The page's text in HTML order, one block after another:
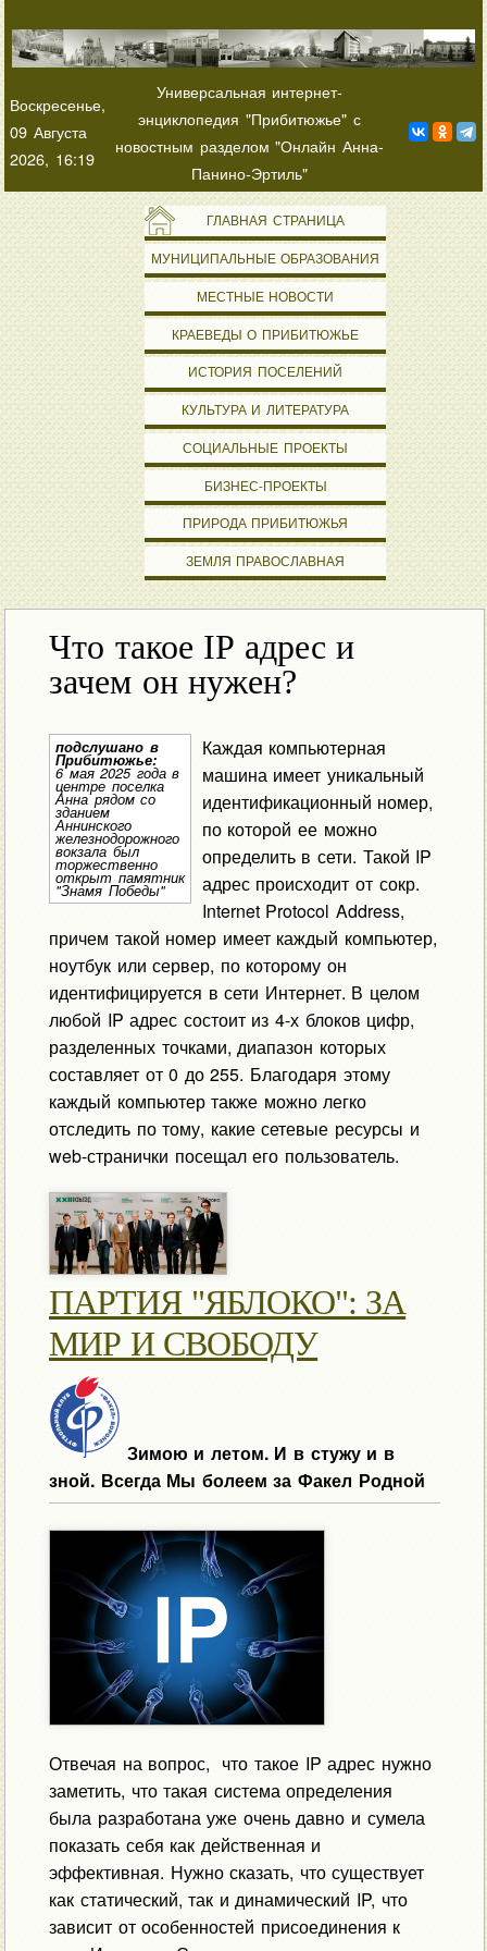
Воскресенье,
09 Августа
2026, 16:19
Универсальная интернет-
энциклопедия "Прибитюжье" с
новостным разделом "Онлайн Анна-
Панино-Эртиль"
ГЛАВНАЯ СТРАНИЦА
МУНИЦИПАЛЬНЫЕ ОБРАЗОВАНИЯ
МЕСТНЫЕ НОВОСТИ
КРАЕВЕДЫ О ПРИБИТЮЖЬЕ
ИСТОРИЯ ПОСЕЛЕНИЙ
КУЛЬТУРА И ЛИТЕРАТУРА
СОЦИАЛЬНЫЕ ПРОЕКТЫ
БИЗНЕС-ПРОЕКТЫ
ПРИРОДА ПРИБИТЮЖЬЯ
ЗЕМЛЯ ПРАВОСЛАВНАЯ
Что такое IP адрес и
зачем он нужен?
подслушано в
Прибитюжье:
6 мая 2025 года в
центре поселка
Анна рядом со
зданием
Аннинского
железнодорожного
вокзала был
торжественно
открыт памятник
"Знамя Победы"
Каждая компьютерная
машина имеет уникальный
идентификационный номер,
по которой ее можно
определить в сети. Такой IP
адрес происходит от сокр.
Internet Protocol Address,
причем такой номер имеет каждый компьютер,
ноутбук или сервер, по которому он
идентифицируется в сети Интернет. В целом
любой IP адрес состоит из 4-х блоков цифр,
разделенных точками, диапазон которых
составляет от 0 до 255. Благодаря этому
каждый компьютер также можно легко
отследить по тому, какие сетевые ресурсы и
web-странички посещал его пользователь.
ПАРТИЯ "ЯБЛОКО": ЗА
МИР И СВОБОДУ
Зимою и летом. И в стужу и в
зной. Всегда Мы болеем за Факел Родной
Отвечая на вопрос, что такое IP адрес нужно
заметить, что такая система определения
была разработана уже очень давно и сумела
показать себя как действенная и
эффективная. Нужно сказать, что существует
как статический, так и динамический IP, что
зависит от особенностей присоединения к